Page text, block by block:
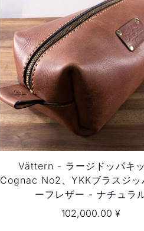
Vättern - ラージドッパキ
Cognac No2、YKKブラスジッ
ーフレザー - ナチュラ
102,000.00¥